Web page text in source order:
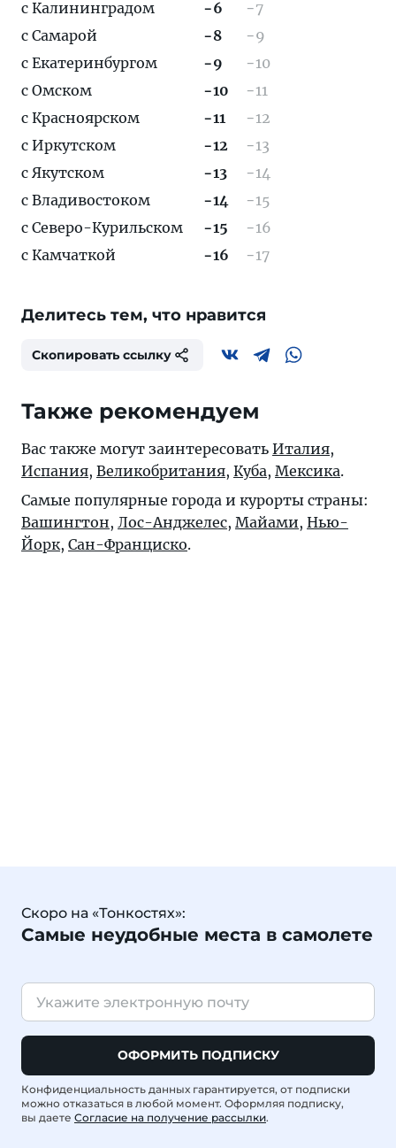
с Калининградом −6
−7
с Самарой
−8
−9
с Екатеринбургом
−9
−10
с Омском
−10
−11
с Красноярском
−11
−12
с Иркутском
−12
−13
с Якутском
−13
−14
с Владивостоком
−14
−15
с Северо-Курильском
−15
−16
с Камчаткой
−16 −17
Делитесь тем, что нравится
Скопировать ссылку
Также рекомендуем
Вас также могут заинтересовать Италия,
Испания, Великобритания, Куба, Мексика.
Самые популярные города и курорты страны:
Вашингтон, Лос-Анджелес, Майами, Нью-
Йорк, Сан-Франциско.
Скоро на «Тонкостях»:
Самые неудобные места в самолете
ОФОРМИТЬ ПОДПИСКУ
Конфиденциальность данных гарантируется, от подписки
можно отказаться в любой момент. Оформляя подписку,
вы даете Согласие на получение рассылки.